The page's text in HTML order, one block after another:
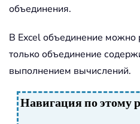
объединения.
В Excel объединение можно
только объединение
выполнением вычислений.
Навигация по этому